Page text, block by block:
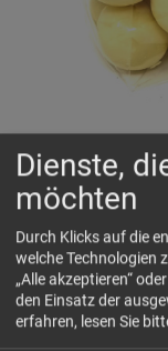
Himbeeren in
🌡️ Bei heißen
keine Garantie
Versandweg
Ihnen ankommen.
Knusprige
Dienste,
möchten
Durch Klicks auf die
welche Technologien
„Alle akzeptieren“
den Einsatz der
erfahren, lesen Sie